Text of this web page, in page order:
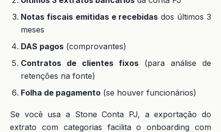
Notas fiscais emitidas e recebidas dos últimos 3
meses
DAS pagos (comprovantes)
Contratos de clientes fixos (para análise de
retenções na fonte)
Folha de pagamento (se houver funcionários)
Se você usa a Stone Conta PJ, a exportação do
extrato com categorias facilita o onboarding com